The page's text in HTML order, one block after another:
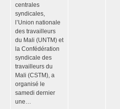
centrales
syndicales,
l’Union nationale
des travailleurs
du Mali (UNTM) et
la Confédération
syndicale des
travailleurs du
Mali (CSTM), a
organisé le
samedi dernier
une…